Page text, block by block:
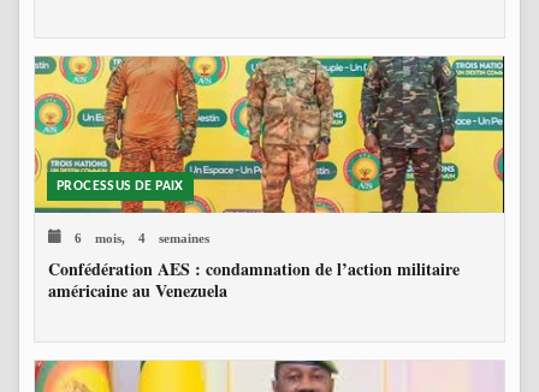
PROCESSUS DE PAIX
6 mois, 4 semaines
Confédération AES : condamnation de l’action militaire
américaine au Venezuela